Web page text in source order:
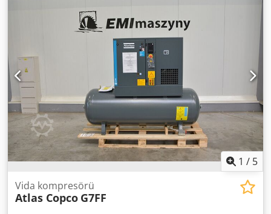
1 / 5
Vida kompresörü
Atlas Copco G7FF